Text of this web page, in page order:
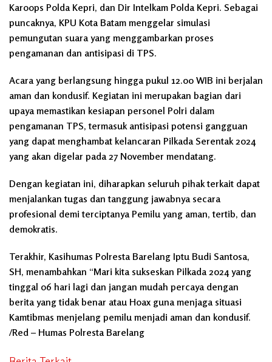
Karoops Polda Kepri, dan Dir Intelkam Polda Kepri. Sebagai
puncaknya, KPU Kota Batam menggelar simulasi
pemungutan suara yang menggambarkan proses
pengamanan dan antisipasi di TPS.
Acara yang berlangsung hingga pukul 12.00 WIB ini berjalan
aman dan kondusif. Kegiatan ini merupakan bagian dari
upaya memastikan kesiapan personel Polri dalam
pengamanan TPS, termasuk antisipasi potensi gangguan
yang dapat menghambat kelancaran Pilkada Serentak 2024
yang akan digelar pada 27 November mendatang.
Dengan kegiatan ini, diharapkan seluruh pihak terkait dapat
menjalankan tugas dan tanggung jawabnya secara
profesional demi terciptanya Pemilu yang aman, tertib, dan
demokratis.
Terakhir, Kasihumas Polresta Barelang Iptu Budi Santosa,
SH, menambahkan “Mari kita sukseskan Pilkada 2024 yang
tinggal 06 hari lagi dan jangan mudah percaya dengan
berita yang tidak benar atau Hoax guna menjaga situasi
Kamtibmas menjelang pemilu menjadi aman dan kondusif.
/Red – Humas Polresta Barelang